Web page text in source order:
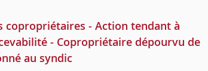
copropriétaires - Action tendant à
- Copropriétaire dépourvu de
au syndic